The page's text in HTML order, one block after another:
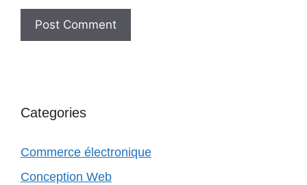
Categories
Commerce électronique
Conception Web